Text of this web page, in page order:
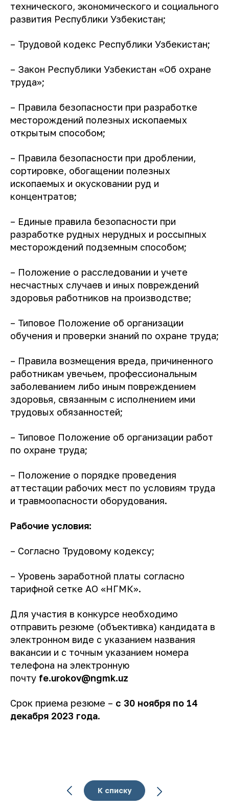
технического, экономического и социального
развития Республики Узбекистан;
– Трудовой кодекс Республики Узбекистан;
– Закон Республики Узбекистан «Об охране
труда»;
– Правила безопасности при разработке
месторождений полезных ископаемых
открытым способом;
– Правила безопасности при дроблении,
сортировке, обогащении полезных
ископаемых и окусковании руд и
концентратов;
– Единые правила безопасности при
разработке рудных нерудных и россыпных
месторождений подземным способом;
– Положение о расследовании и учете
несчастных случаев и иных повреждений
здоровья работников на производстве;
– Типовое Положение об организации
обучения и проверки знаний по охране труда;
– Правила возмещения вреда, причиненного
работникам увечьем, профессиональным
заболеванием либо иным повреждением
здоровья, связанным с исполнением ими
трудовых обязанностей;
– Типовое Положение об организации работ
по охране труда;
– Положение о порядке проведения
аттестации рабочих мест по условиям труда
и травмоопасности оборудования.
Рабочие условия:
– Согласно Трудовому кодексу;
– Уровень заработной платы согласно
тарифной сетке АО «НГМК».
Для участия в конкурсе необходимо
отправить резюме (объективка) кандидата в
электронном виде с указанием названия
вакансии и с точным указанием номера
телефона на электронную
почту fe.urokov@ngmk.uz
Срок приема резюме – с 30 ноября по 14
декабря 2023 года.
К списку